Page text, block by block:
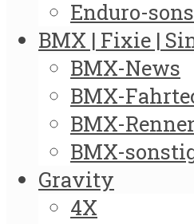
Enduro-
BMX | Fixie |
BMX-News
BMX-
BMX-
BMX-
Gravity
4X